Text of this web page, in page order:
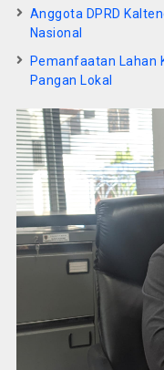
Anggota DPRD
Nasional
Pemanfaatan Lahan
Pangan Lokal